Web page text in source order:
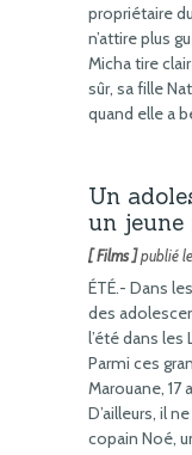
propriétaire
n’attire plus
Micha tire
sûr, sa fille
quand elle a
Un
un jeune
[ Films ]publié le
ÉTÉ.- Dans
des
l’été dans les
Parmi ces
Marouane, 17
D’ailleurs, il
copain Noé,